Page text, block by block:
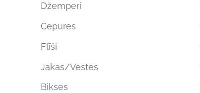
Džemperi
Cepures
Flīši
Jakas/Vestes
Bikses